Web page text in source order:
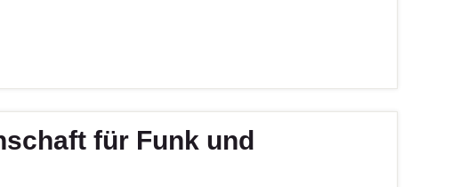
für Funk und